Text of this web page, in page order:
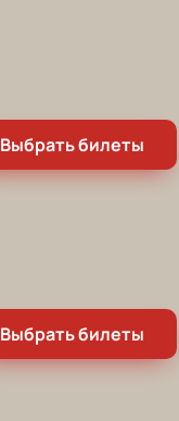
Выбрать билеты
Выбрать билеты